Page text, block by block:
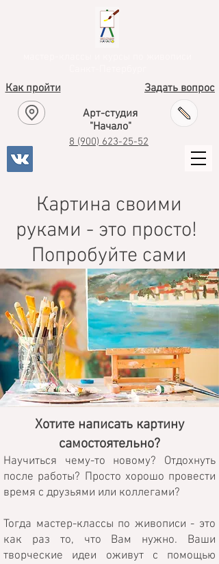
Арт-студия
"Начало"
8 (900) 623-25-52
Задать вопрос
Как пройти
Картина своими
руками - это просто!
Попробуйте сами
Хотите написать картину
самостоятельно?
Научиться чему-то новому? Отдохнуть
после работы? Просто хорошо провести
время с друзьями или коллегами?
Тогда мастер-классы по живописи - это
как раз то, что Вам нужно. Ваши
творческие идеи оживут с помощью